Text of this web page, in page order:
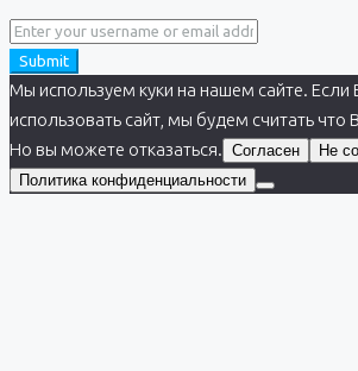
Submit
Мы используем куки на нашем сайте.
использовать сайт, мы будем считать что
Но вы можете отказаться. Согласен
Не
Политика конфиденциальности